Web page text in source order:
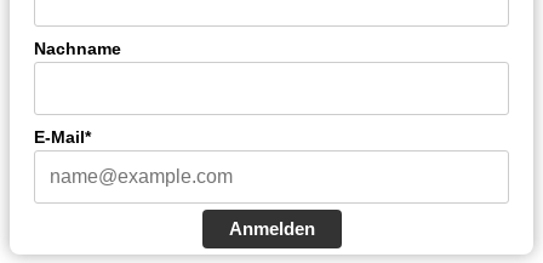
Nachname
E-Mail*
Anmelden